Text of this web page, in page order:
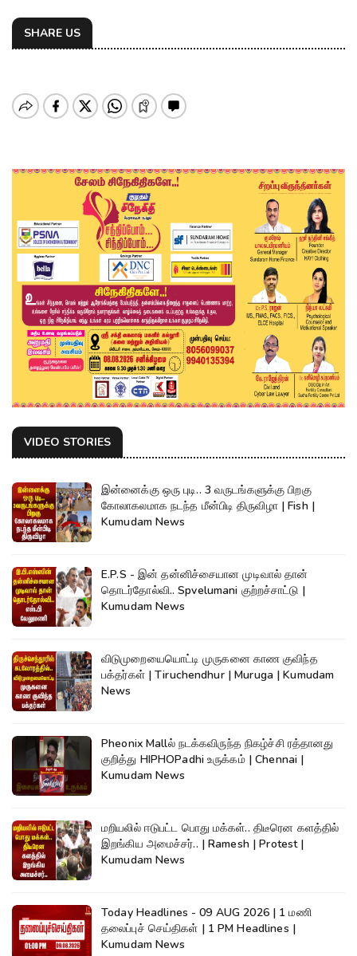
SHARE US
VIDEO STORIES
இன்னைக்கு ஒரு புடி.. 3 வருடங்களுக்கு பிறகு
கோலாகலமாக நடந்த மீன்பிடி திருவிழா | Fish |
Kumudam News
E.P.S - இன் தன்னிச்சையான முடிவால் தான்
தொடர்தோல்வி.. Spvelumani குற்றச்சாட்டு |
Kumudam News
விடுமுறையையொட்டி முருகனை காண குவிந்த
பக்தர்கள் | Tiruchendhur | Muruga | Kumudam
News
Pheonix Mallல் நடக்கவிருந்த நிகழ்ச்சி ரத்தானது
குறித்து HIPHOPadhi உருக்கம் | Chennai |
Kumudam News
மறியலில் ஈடுபட்ட பொது மக்கள்.. திடீரென களத்தில்
இறங்கிய அமைச்சர்.. | Ramesh | Protest |
Kumudam News
Today Headlines - 09 AUG 2026 | 1 மணி
தலைப்புச் செய்திகள் | 1 PM Headlines |
Kumudam News